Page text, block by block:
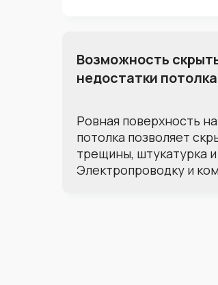
Возможность
недостатки потолка
Ровная поверхность
потолка позволяет
трещины, штукатурка и
Электропроводку и